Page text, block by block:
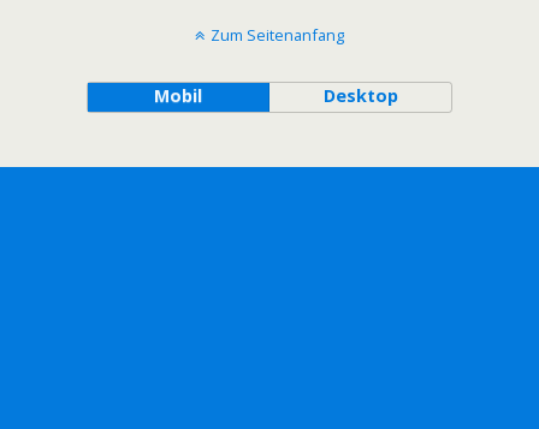
Zum Seitenanfang
Mobil Desktop